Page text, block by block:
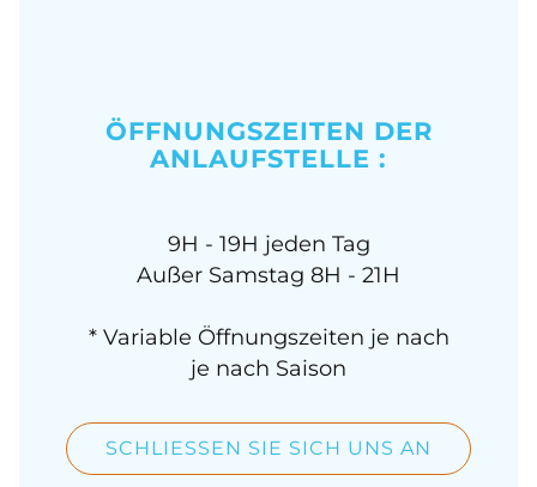
ÖFFNUNGSZEITEN DER
ANLAUFSTELLE :
9H - 19H jeden Tag
Außer Samstag 8H - 21H
* Variable Öffnungszeiten je nach
je nach Saison
SCHLIESSEN SIE SICH UNS AN